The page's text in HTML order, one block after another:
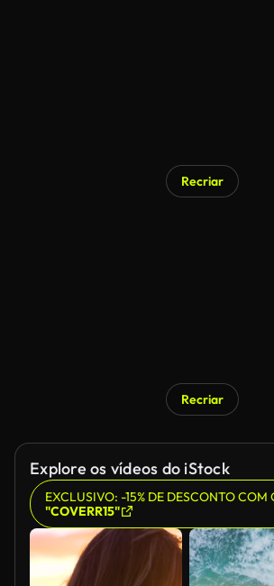
Recriar
Recriar
Explore os vídeos do iStock
EXCLUSIVO: -15% DE DESCONTO
"COVERR15"